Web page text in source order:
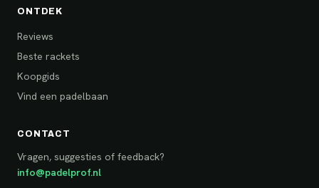
ONTDEK
Reviews
Beste rackets
Koopgids
Vind een padelbaan
CONTACT
Vragen, suggesties of feedback?
info@padelprof.nl